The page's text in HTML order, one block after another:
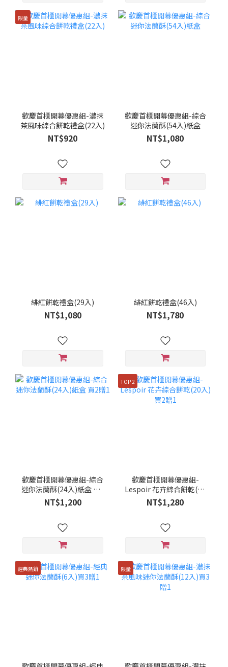
限量
歡慶首櫃開幕優惠組-濃抹
茶風味綜合餅乾禮盒(22入)
NT$920
歡慶首櫃開幕優惠組-綜合
迷你法蘭酥(54入)紙盒
NT$1,080
緋紅餅乾禮盒(29入)
NT$1,080
緋紅餅乾禮盒(46入)
NT$1,780
歡慶首櫃開幕優惠組-綜合
迷你法蘭酥(24入)紙盒 買2
贈1
NT$1,200
TOP 2
歡慶首櫃開幕優惠組-
Lespoir 花卉綜合餅乾(20
入)買2贈1
NT$1,280
經典熱銷 限量